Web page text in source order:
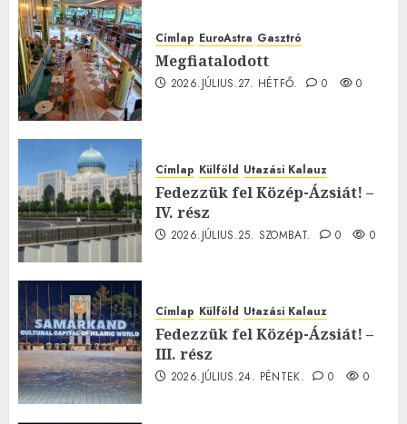
Címlap EuroAstra Gasztró
Megfiatalodott
2026.JÚLIUS.27. HÉTFŐ. 0 0
Címlap Külföld Utazási Kalauz
Fedezzük fel Közép-Ázsiát! –
IV. rész
2026.JÚLIUS.25. SZOMBAT. 0 0
Címlap Külföld Utazási Kalauz
Fedezzük fel Közép-Ázsiát! –
III. rész
2026.JÚLIUS.24. PÉNTEK. 0 0